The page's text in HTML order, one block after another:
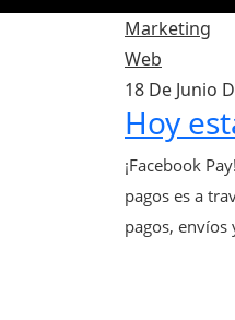
Marketing
Web
18 De Junio
Hoy
¡Facebook
pagos es a
pagos,